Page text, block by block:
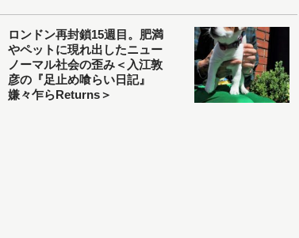
ロンドン再封鎖15週目。肥満
やペットに現れ出したニュー
ノーマル社会の歪み＜入江敦
彦の『足止め喰らい日記』
嫌々乍らReturns＞